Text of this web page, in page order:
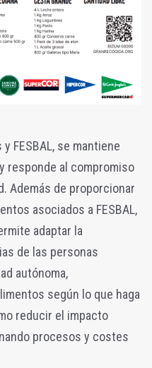
FESBAL, se mantiene
responde al compromiso
Además de proporcionar
asociados a FESBAL,
adaptar la
de las personas
autónoma,
según lo que haga
reducir el impacto
procesos y costes